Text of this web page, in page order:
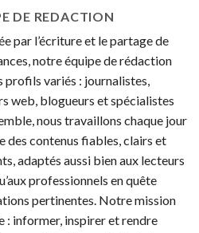
DE REDACTION
par l’écriture et le partage de
notre équipe de rédaction
profils variés : journalistes,
web, blogueurs et spécialistes
nous travaillons chaque jour
des contenus fiables, clairs et
adaptés aussi bien aux lecteurs
professionnels en quête
pertinentes. Notre mission
: informer, inspirer et rendre